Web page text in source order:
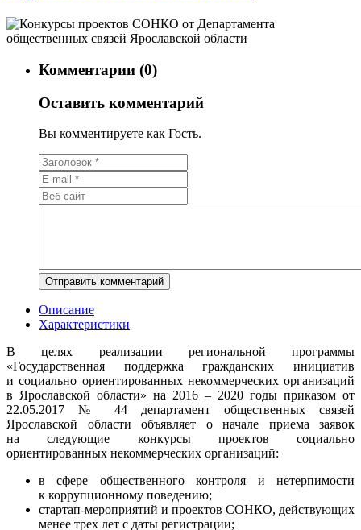
Комментарии (0)
Оставить комментарий
Вы комментируете как Гость.
Описание
Характеристики
В целях реализации региональной программы
«Государственная поддержка гражданских инициатив
и социально ориентированных некоммерческих организаций
в Ярославской области» на 2016 – 2020 годы приказом от
22.05.2017 № 44 департамент общественных связей
Ярославской области объявляет о начале приема заявок
на следующие конкурсы проектов социально
ориентированных некоммерческих организаций:
в сфере общественного контроля и нетерпимости
к коррупционному поведению;
стартап-мероприятий и проектов СОНКО, действующих
менее трех лет с даты регистрации;